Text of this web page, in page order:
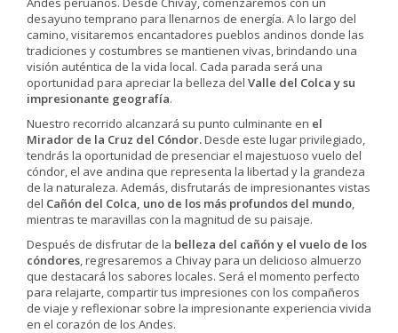
desayuno temprano para llenarnos de energía. A lo largo del
camino, visitaremos encantadores pueblos andinos donde las
tradiciones y costumbres se mantienen vivas, brindando una
visión auténtica de la vida local. Cada parada será una
oportunidad para apreciar la belleza del Valle del Colca y su
impresionante geografía.
Nuestro recorrido alcanzará su punto culminante en el
Mirador de la Cruz del Cóndor.Desde este lugar privilegiado,
tendrás la oportunidad de presenciar el majestuoso vuelo del
cóndor, el ave andina que representa la libertad y la grandeza
de la naturaleza. Además, disfrutarás de impresionantes vistas
del Cañón del Colca, uno de los más profundos del mundo,
mientras te maravillas con la magnitud de su paisaje.
Después de disfrutar de la belleza del cañón y el vuelo de los
cóndores, regresaremos a Chivay para un delicioso almuerzo
que destacará los sabores locales. Será el momento perfecto
para relajarte, compartir tus impresiones con los compañeros
de viaje y reflexionar sobre la impresionante experiencia vivida
en el corazón de los Andes.